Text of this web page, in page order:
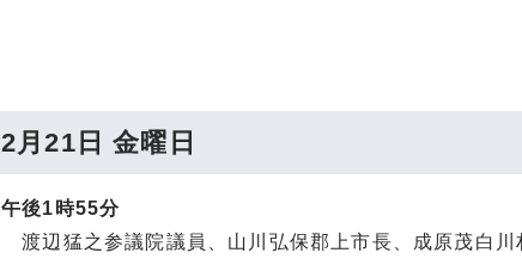
2月21日 金曜日
午後1時55分
渡辺猛之参議院議員、山川弘保郡上市長、成原茂白川